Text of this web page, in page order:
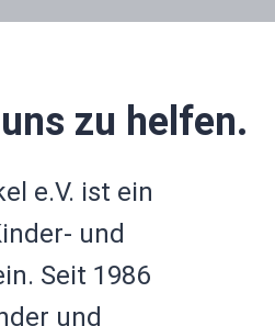
zu helfen.
e.V. ist ein
und
Seit 1986
und